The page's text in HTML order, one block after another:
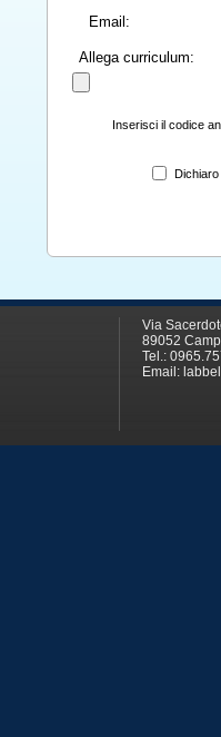
Email:
Allega curriculum:
Inserisci il codice
Via
89052
Tel.:
Email: